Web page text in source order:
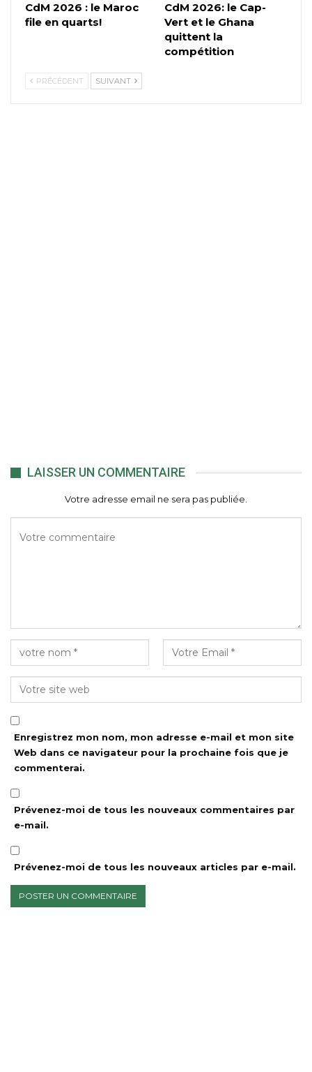
CdM 2026 : le Maroc
file en quarts!
CdM 2026: le Cap-
Vert et le Ghana
quittent la
compétition
PRÉCÉDENT SUIVANT
LAISSER UN COMMENTAIRE
Votre adresse email ne sera pas publiée.
Enregistrez mon nom, mon adresse e-mail et mon site
Web dans ce navigateur pour la prochaine fois que je
commenterai.
Prévenez-moi de tous les nouveaux commentaires par
e-mail.
Prévenez-moi de tous les nouveaux articles par e-mail.